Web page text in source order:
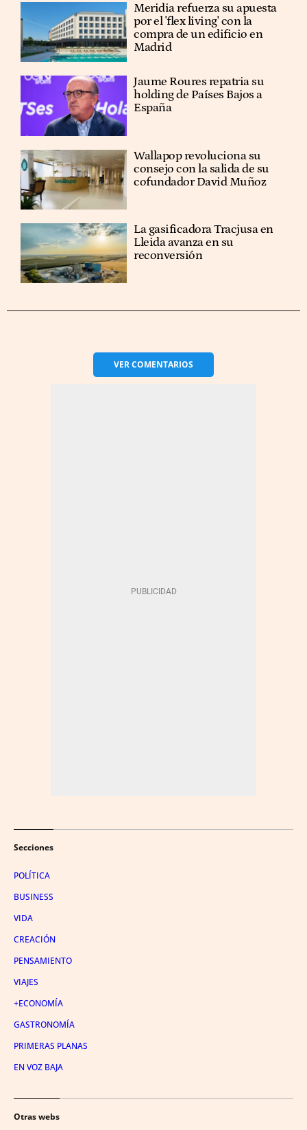
Meridia refuerza su apuesta
por el 'flex living' con la
compra de un edificio en
Madrid
Jaume Roures repatria su
holding de Países Bajos a
España
Wallapop revoluciona su
consejo con la salida de su
cofundador David Muñoz
La gasificadora Tracjusa en
Lleida avanza en su
reconversión
VERCOMENTARIOS
Secciones
POLÍTICA
BUSINESS
VIDA
CREACIÓN
PENSAMIENTO
VIAJES
+ECONOMÍA
GASTRONOMÍA
PRIMERAS PLANAS
EN VOZ BAJA
Otras webs